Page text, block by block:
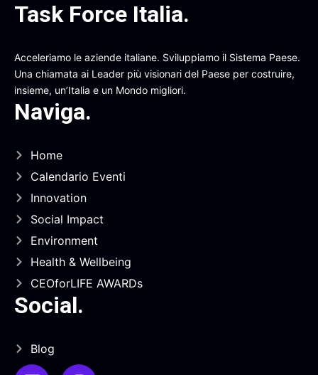
Task Force Italia.
Acceleriamo le aziende italiane. Sviluppiamo il Sistema Paese.
Una chiamata ai Leader più visionari del Paese per costruire,
insieme, un’Italia e un Mondo migliori.
Naviga.
Home
Calendario Eventi
Innovation
Social Impact
Environment
Health & Wellbeing
CEOforLIFE AWARDs
Social.
Blog